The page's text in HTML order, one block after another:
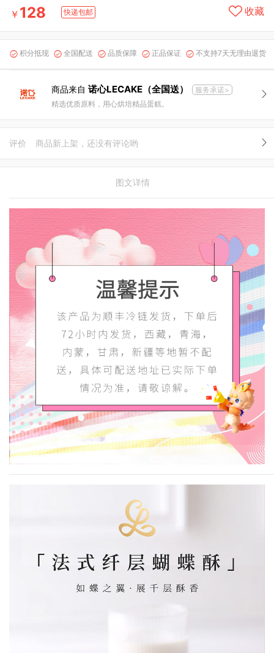
￥ 128 快递包邮 收藏
 积分抵现  全国配送  品质保障  正品保证  不支持7天无理由退货
商品来自 诺心LECAKE（全国送）
服务承诺>
精选优质原料，用心烘培精品蛋糕。
评价 商品新上架，还没有评论哟
图文详情